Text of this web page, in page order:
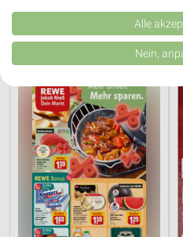
Kombinationen von Daten aus
Verbesserung der Angebote.
von Inhalten.
Daten können außerhalb der
Website/App.
Partnerliste anzeigen (1 IAB-
Wir nutzen Ihre Daten für folgende
IAB-Verarbeitungszwecke:
Speichern von oder Zugriff
auf einem Endgerät
Verwendung reduzierter
Werbeanzeigen
Alle
Nein,